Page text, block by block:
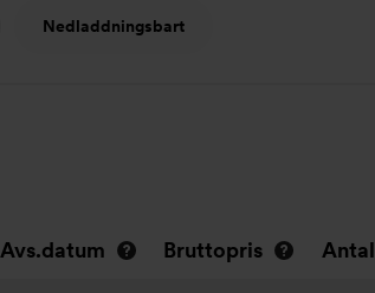
Nedladdningsbart
Avs.datum Bruttopris Antal